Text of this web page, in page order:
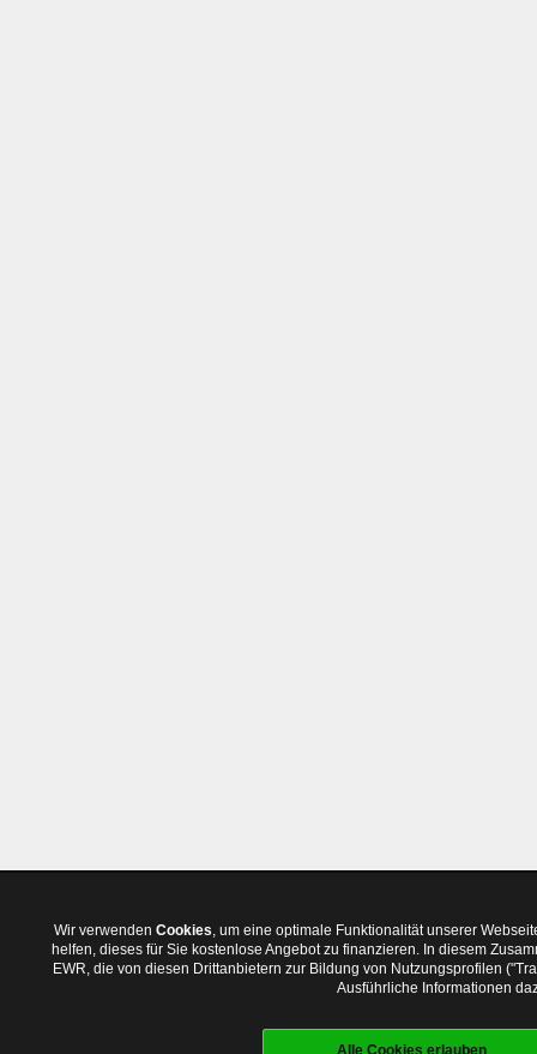
Wir verwenden Cookies, um eine optimale Funktionalität unserer
helfen, dieses für Sie kostenlose Angebot zu finanzieren. In diesem
EWR, die von diesen Drittanbietern zur Bildung von Nutzungsprofilen
Ausführliche Informationen
Alle Cookies erlauben